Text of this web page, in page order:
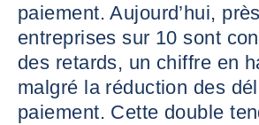
paiement. Aujourd’hui,
entreprises sur 10 sont
des retards, un chiffre en
malgré la réduction des
paiement. Cette double